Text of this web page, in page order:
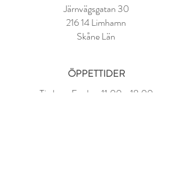
Järnvägsgatan 30
216 14 Limhamn
Skåne Län
ÖPPETTIDER
Tisdag - Fredag: 11.00 - 18.00